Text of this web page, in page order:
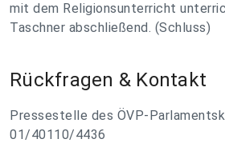
mit dem Religionsunterricht
Taschner abschließend. (Schluss)
Rückfragen & Kontakt
Pressestelle des ÖVP-
01/40110/4436